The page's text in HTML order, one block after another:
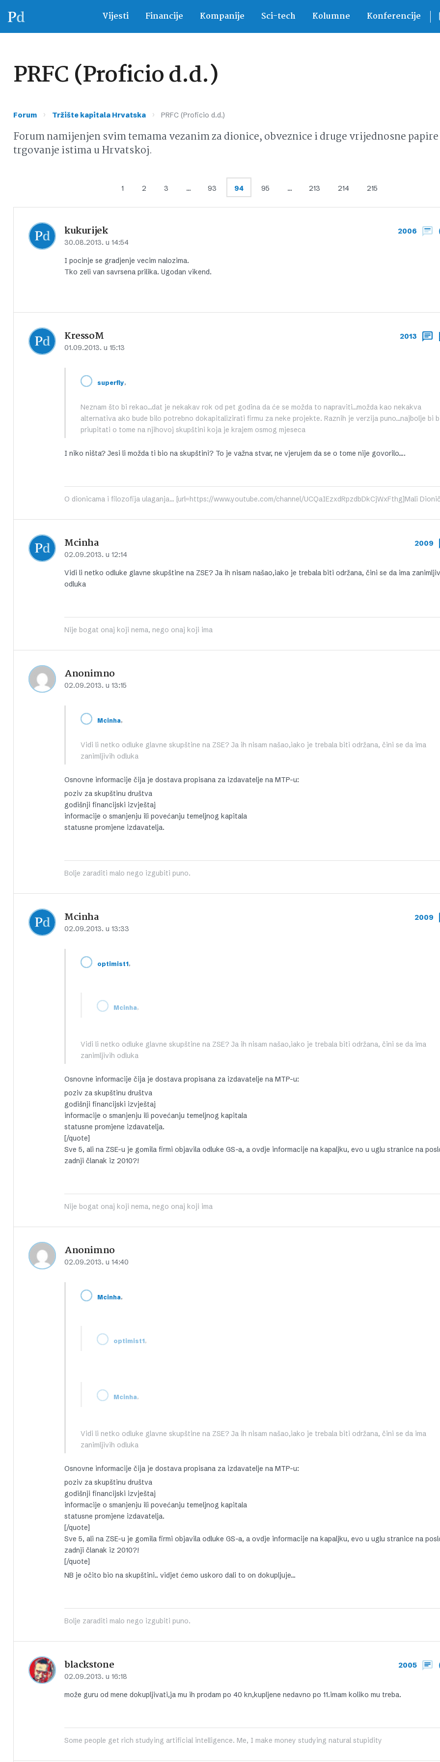
Vijesti Financije Kompanije Sci-tech Kolumne Konferencije
PRFC (Proficio d.d.)
Forum › Tržište kapitala Hrvatska › PRFC (Proficio d.d.)
Forum namijenjen svim temama vezanim za dionice, obveznice i druge vrijednosne
trgovanje istima u Hrvatskoj.
1 2 3 … 93 94 95 … 213 214 215
kukurijek
30.08.2013. u 14:54
2006
I pocinje se gradjenje vecim nalozima.
Tko zeli van savrsena prilika. Ugodan vikend.
KressoM
01.09.2013. u 15:13
2013
superfly,
Neznam što bi rekao…dat je nekakav rok od pet godina da će se možda to napraviti…možda kao nekakva
alternativa ako bude bilo potrebno dokapitalizirati firmu za neke projekte. Raznih je verzija puno…najbolje bi
priupitati o tome na njihovoj skupštini koja je krajem osmog mjeseca
I niko ništa? Jesi li možda ti bio na skupštini? To je važna stvar, ne vjerujem da se o tome nije govorilo….
O dionicama i filozofija ulaganja... [url=https://www.youtube.com/channel/UCQaIEzxdRpzdbDkCjWxFthg]Mali
Mcinha
02.09.2013. u 12:14
2009
Vidi li netko odluke glavne skupštine na ZSE? Ja ih nisam našao,iako je trebala biti održana, čini se da ima
odluka
Nije bogat onaj koji nema, nego onaj koji ima
Anonimno
02.09.2013. u 13:15
Mcinha,
Vidi li netko odluke glavne skupštine na ZSE? Ja ih nisam našao,iako je trebala biti održana, čini se da ima
zanimljivih odluka
Osnovne informacije čija je dostava propisana za izdavatelje na MTP-u:
poziv za skupštinu društva
godišnji financijski izvještaj
informacije o smanjenju ili povećanju temeljnog kapitala
statusne promjene izdavatelja.
Bolje zaraditi malo nego izgubiti puno.
Mcinha
02.09.2013. u 13:33
2009
optimist1,
Mcinha,
Vidi li netko odluke glavne skupštine na ZSE? Ja ih nisam našao,iako je trebala biti održana, čini se da ima
zanimljivih odluka
Osnovne informacije čija je dostava propisana za izdavatelje na MTP-u:
poziv za skupštinu društva
godišnji financijski izvještaj
informacije o smanjenju ili povećanju temeljnog kapitala
statusne promjene izdavatelja.
[/quote]
Sve 5, ali na ZSE-u je gomila firmi objavila odluke GS-a, a ovdje informacije na kapaljku, evo u uglu stranice na
zadnji članak iz 2010?!
Nije bogat onaj koji nema, nego onaj koji ima
Anonimno
02.09.2013. u 14:40
Mcinha,
optimist1,
Mcinha,
Vidi li netko odluke glavne skupštine na ZSE? Ja ih nisam našao,iako je trebala biti održana, čini se da ima
zanimljivih odluka
Osnovne informacije čija je dostava propisana za izdavatelje na MTP-u:
poziv za skupštinu društva
godišnji financijski izvještaj
informacije o smanjenju ili povećanju temeljnog kapitala
statusne promjene izdavatelja.
[/quote]
Sve 5, ali na ZSE-u je gomila firmi objavila odluke GS-a, a ovdje informacije na kapaljku, evo u uglu stranice na
zadnji članak iz 2010?!
[/quote]
NB je očito bio na skupštini.. vidjet ćemo uskoro dali to on dokupljuje…
Bolje zaraditi malo nego izgubiti puno.
blackstone
02.09.2013. u 16:18
2005
može guru od mene dokupljivati,ja mu ih prodam po 40 kn,kupljene nedavno po 11.imam koliko mu treba.
Some people get rich studying artificial intelligence. Me, I make money studying natural stupidity